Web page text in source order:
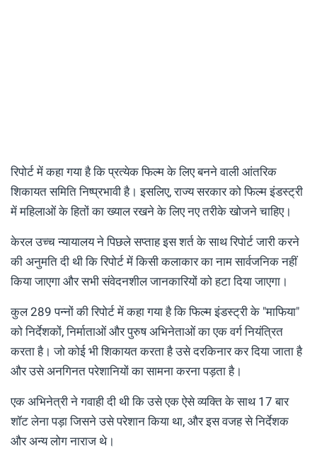
रिपोर्ट में कहा गया है कि प्रत्येक फिल्म के लिए बनने वाली आंतरिक
शिकायत समिति निष्प्रभावी है। इसलिए, राज्य सरकार को फिल्म इंडस्ट्री
में महिलाओं के हितों का ख्याल रखने के लिए नए तरीके खोजने चाहिए।
केरल उच्च न्यायालय ने पिछले सप्ताह इस शर्त के साथ रिपोर्ट जारी करने
की अनुमति दी थी कि रिपोर्ट में किसी कलाकार का नाम सार्वजनिक नहीं
किया जाएगा और सभी संवेदनशील जानकारियों को हटा दिया जाएगा।
कुल 289 पन्नों की रिपोर्ट में कहा गया है कि फिल्म इंडस्ट्री के "माफिया"
को निर्देशकों, निर्माताओं और पुरुष अभिनेताओं का एक वर्ग नियंत्रित
करता है। जो कोई भी शिकायत करता है उसे दरकिनार कर दिया जाता है
और उसे अनगिनत परेशानियों का सामना करना पड़ता है।
एक अभिनेत्री ने गवाही दी थी कि उसे एक ऐसे व्यक्ति के साथ 17 बार
शॉट लेना पड़ा जिसने उसे परेशान किया था, और इस वजह से निर्देशक
और अन्य लोग नाराज थे।